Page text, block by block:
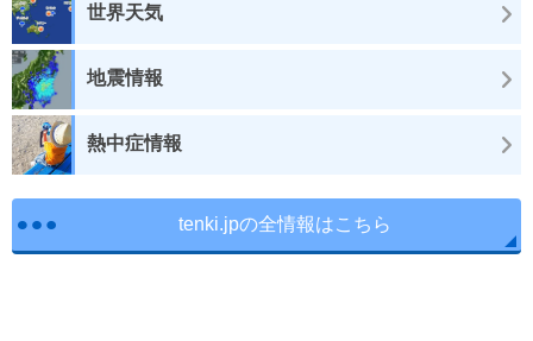
世界天気
地震情報
熱中症情報
tenki.jpの全情報はこちら